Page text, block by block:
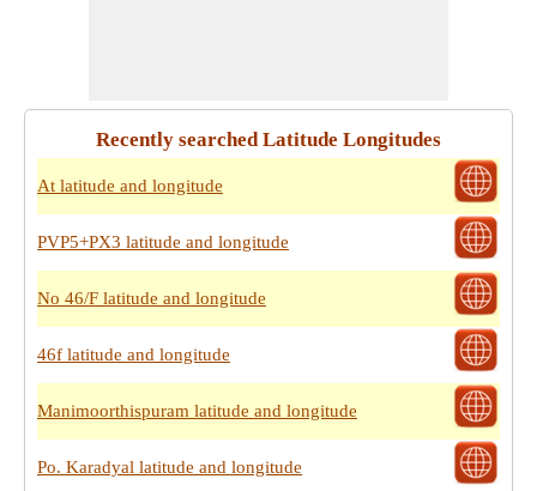
Recently searched Latitude Longitudes
At latitude and longitude
PVP5+PX3 latitude and longitude
No 46/F latitude and longitude
46f latitude and longitude
Manimoorthispuram latitude and longitude
Po. Karadyal latitude and longitude